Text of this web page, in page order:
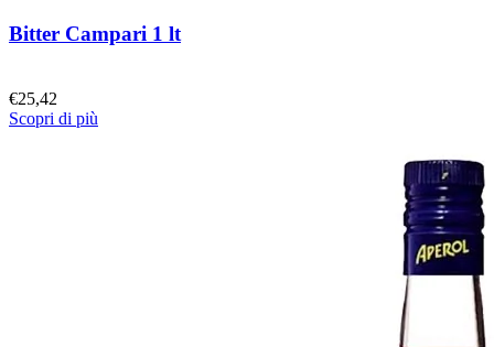
Bitter Campari 1 lt
€25,42
Scopri di più